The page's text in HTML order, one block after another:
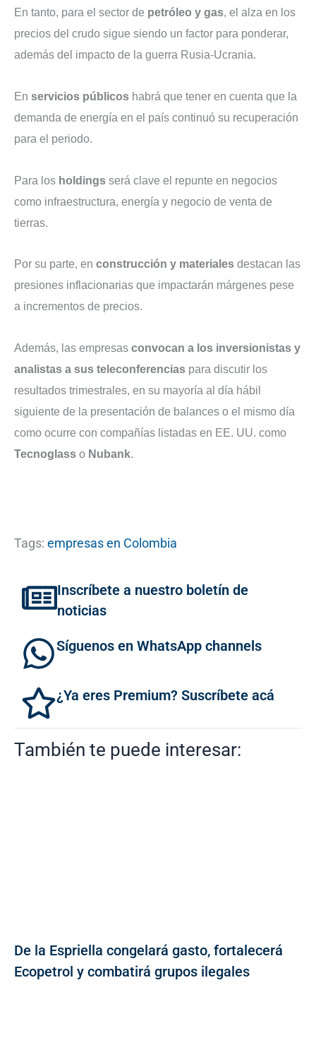
En tanto, para el sector de petróleo y gas, el alza en los
precios del crudo sigue siendo un factor para ponderar,
además del impacto de la guerra Rusia-Ucrania.
En servicios públicos habrá que tener en cuenta que la
demanda de energía en el país continuó su recuperación
para el periodo.
Para los holdings será clave el repunte en negocios
como infraestructura, energía y negocio de venta de
tierras.
Por su parte, en construcción y materiales destacan las
presiones inflacionarias que impactarán márgenes pese
a incrementos de precios.
Además, las empresas convocan a los inversionistas y
analistas a sus teleconferencias para discutir los
resultados trimestrales, en su mayoría al día hábil
siguiente de la presentación de balances o el mismo día
como ocurre con compañías listadas en EE. UU. como
Tecnoglass o Nubank.
Tags: empresas en Colombia
Inscríbete a nuestro boletín de
noticias
Síguenos en WhatsApp channels
¿Ya eres Premium? Suscríbete acá
También te puede interesar:
De la Espriella congelará gasto, fortalecerá
Ecopetrol y combatirá grupos ilegales